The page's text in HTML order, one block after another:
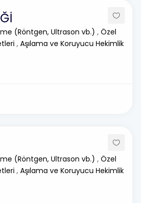
(Röntgen, Ultrason vb.) , Özel
, Aşılama ve Koruyucu Hekimlik
(Röntgen, Ultrason vb.) , Özel
, Aşılama ve Koruyucu Hekimlik